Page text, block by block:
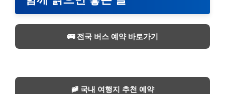
🚌 전국 버스 예약 바로가기
🚞 국내 여행지 추천 예약